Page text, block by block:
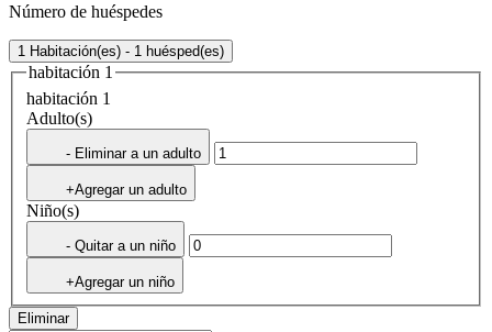
Número de huéspedes
1 Habitación(es) - 1 huésped(es)
habitación 1
habitación 1
Adulto(s)
- Eliminar a un adulto
+Agregar un adulto
Niño(s)
- Quitar a un niño
+Agregar un niño
Eliminar